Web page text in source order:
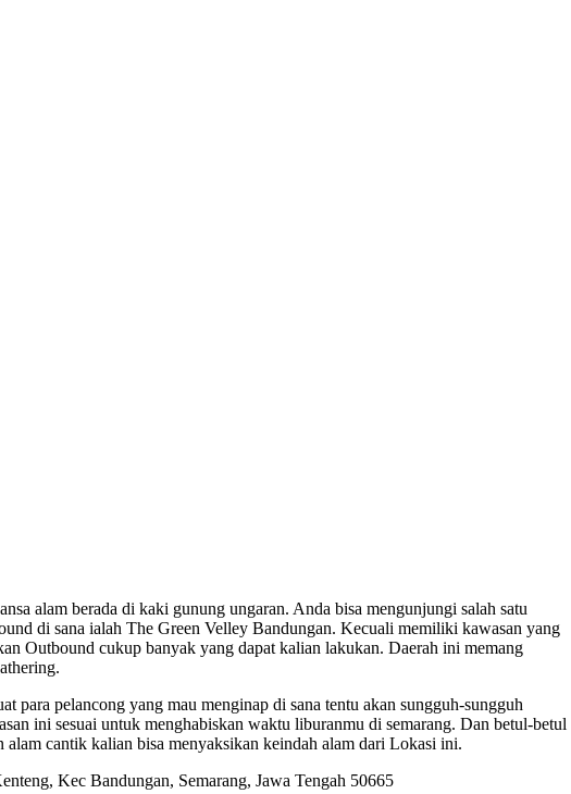
alam berada di kaki gunung ungaran. Anda bisa mengunjungi salah satu
di sana ialah The Green Velley Bandungan. Kecuali memiliki kawasan yang
Outbound cukup banyak yang dapat kalian lakukan. Daerah ini memang
para pelancong yang mau menginap di sana tentu akan sungguh-sungguh
ini sesuai untuk menghabiskan waktu liburanmu di semarang. Dan betul-betul
cantik kalian bisa menyaksikan keindah alam dari Lokasi ini.
Kec Bandungan, Semarang, Jawa Tengah 50665